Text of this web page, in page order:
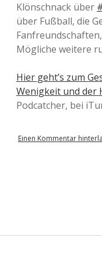
Klönschnack über
über Fußball, die
Mögliche weitere
Hier geht’s zum
Wenigkeit und der
Podcatcher, bei
Einen Kommentar